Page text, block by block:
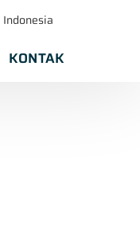
Indonesia
KONTAK